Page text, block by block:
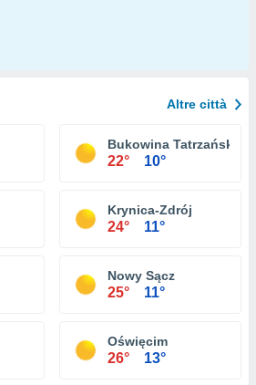
Altre città
Bukowina Tatrzańska
22° 10°
Krynica-Zdrój
24° 11°
Nowy Sącz
25° 11°
Oświęcim
26° 13°